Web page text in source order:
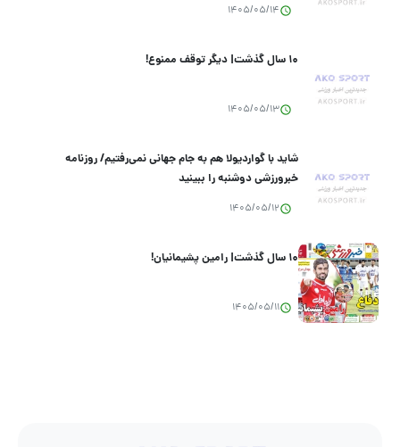
1405/05/14
۱۰ سال گذشت| دیگر توقف ممنوع!
1405/05/13
شاید با گواردیولا هم به جام جهانی نمی‌رفتیم/ روزنامه
خبرورزشی دوشنبه را ببینید
1405/05/12
۱۰ سال گذشت| رامین پشیمانیان!
1405/05/11